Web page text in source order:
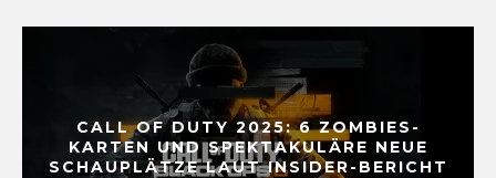
CALL OF DUTY 2025: 6 ZOMBIES-
KARTEN UND SPEKTAKULÄRE NEUE
SCHAUPLÄTZE LAUT INSIDER-BERICHT